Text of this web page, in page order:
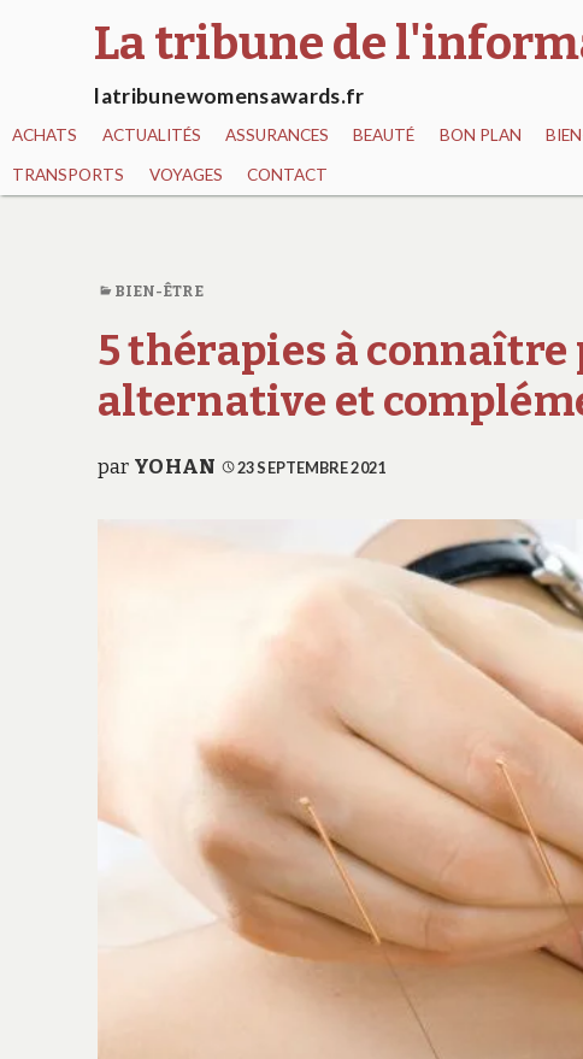
La tribune de
latribunewomensawards.fr
ACHATS ACTUALITÉS ASSURANCES BEAUTÉ BON PLAN
TRANSPORTS VOYAGES CONTACT
BIEN-ÊTRE
5 thérapies à
alternative et
par YOHAN 23 SEPTEMBRE 2021